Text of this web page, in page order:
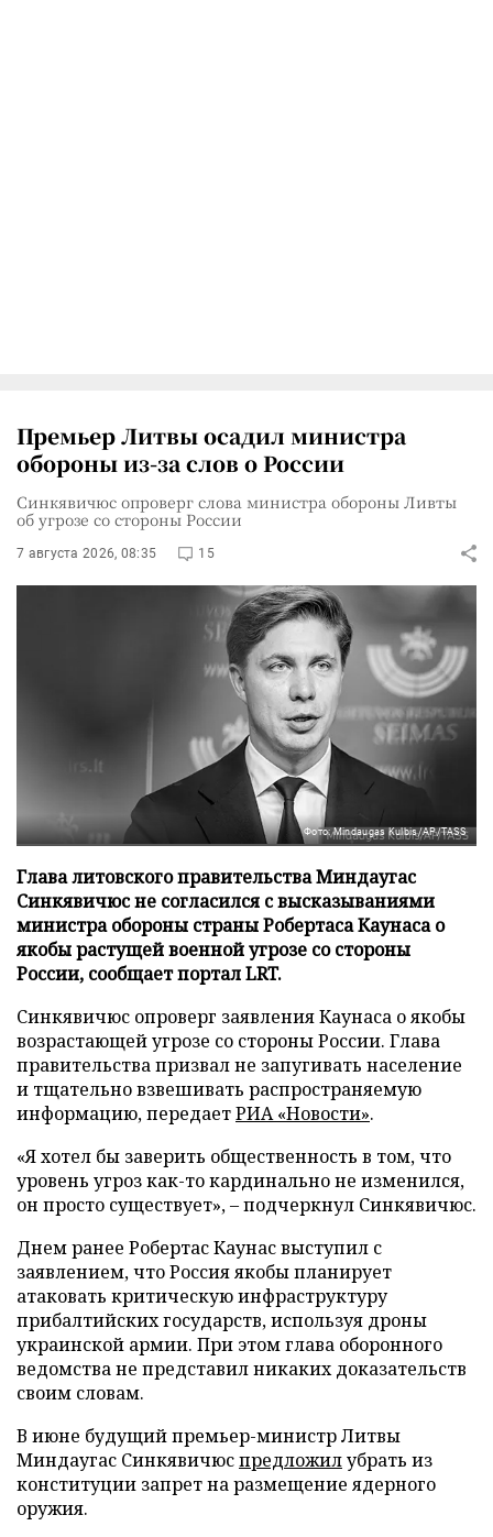
Премьер Литвы осадил министра
обороны из-за слов о России
Синкявичюс опроверг слова министра обороны Ливты
об угрозе со стороны России
7 августа 2026, 08:35 15
Фото: Mindaugas Kulbis/AP/TASS
Глава литовского правительства Миндаугас
Синкявичюс не согласился с высказываниями
министра обороны страны Робертаса Каунаса о
якобы растущей военной угрозе со стороны
России, сообщает портал LRT.
Синкявичюс опроверг заявления Каунаса о якобы
возрастающей угрозе со стороны России. Глава
правительства призвал не запугивать население
и тщательно взвешивать распространяемую
информацию, передаетРИА «Новости».
«Я хотел бы заверить общественность в том, что
уровень угроз как-то кардинально не изменился,
он просто существует», – подчеркнул Синкявичюс.
Днем ранее Робертас Каунас выступил с
заявлением, что Россия якобы планирует
атаковать критическую инфраструктуру
прибалтийских государств, используя дроны
украинской армии. При этом глава оборонного
ведомства не представил никаких доказательств
своим словам.
В июне будущий премьер-министр Литвы
Миндаугас Синкявичюспредложилубрать из
конституции запрет на размещение ядерного
оружия.